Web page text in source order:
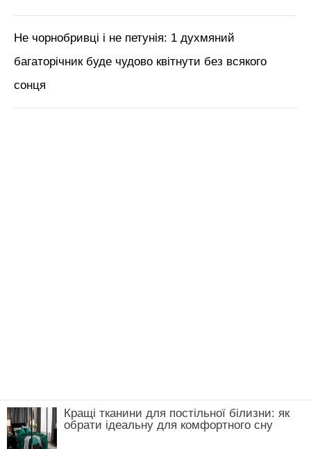
Не чорнобривці і не петунія: 1 духмяний
багаторічник буде чудово квітнути без всякого
сонця
Кращі тканини для постільної білизни: як
обрати ідеальну для комфортного сну